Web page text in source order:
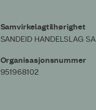
Samvirkelagtilhørighet
SANDEID HANDELSLAG SA
Organisasjonsnummer
951968102